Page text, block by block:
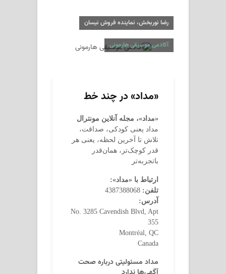
رضا نوربخش، نماینده فروش نیسان
آکادمی موسیقی هارمونی
«مداد» در چند خط
«مداد»، مجله آنلاین مونترال
مداد یعنی کودکی، صداقت،
تلاش تا آخرین لحظه، یعنی هر
قدر کوچک‌تر، همان‌قدر
باتجربه‌تر
ارتباط با «مداد»:
تلفن:
آدرس:
No. 3285 Cavendish Blvd, Apt
355
Montréal, QC
Canada
مداد مسئولیتی درباره صحت